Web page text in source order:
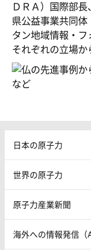
ＤＲＡ）国際部
県公益事業共同
タン地域情報・
それぞれの立場か
日本の原子力
世界の原子力
原子力産業新聞
海外への情報発信（